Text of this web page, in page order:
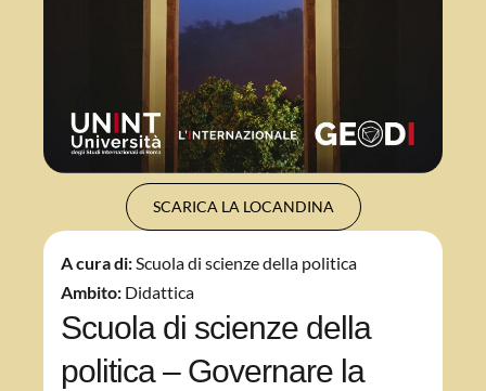
SCARICA LA LOCANDINA
A cura di:Scuola di scienze della politica
Ambito: Didattica
Scuola di scienze della
politica – Governare la